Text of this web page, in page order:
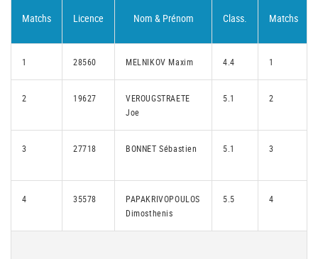
Matchs Licence Nom & Prénom Class. Matchs
1 28560 MELNIKOV Maxim 4.4 1
2 19627
VEROUGSTRAETE
Joe
5.1 2
3 27718 BONNET Sébastien 5.1 3
4 35578
PAPAKRIVOPOULOS
Dimosthenis
5.5 4